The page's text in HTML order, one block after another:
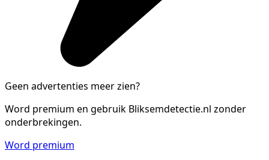
Geen advertenties meer zien?
Word premium en gebruik Bliksemdetectie.nl zonder
onderbrekingen.
Word premium